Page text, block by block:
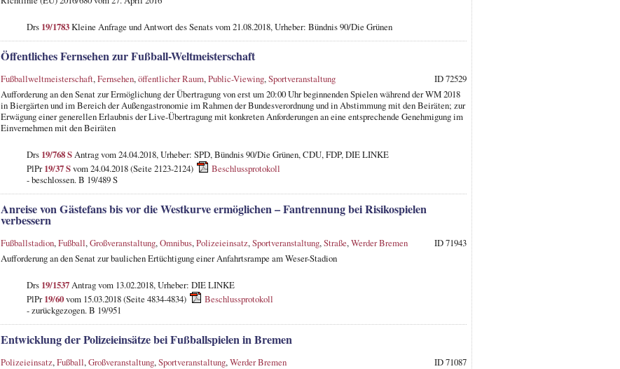
Drs 19/1783Kleine Anfrage und Antwort des Senats vom 21.08.2018, Urheber: Bündnis 90/Die Grünen
Öffentliches Fernsehen zur Fußball-Weltmeisterschaft
Fußballweltmeisterschaft,Fernsehen,öffentlicher Raum,Public-Viewing,Sportveranstaltung
ID 72529
Aufforderung an den Senat zur Ermöglichung der Übertragung von erst um 20:00 Uhr beginnenden Spielen während der WM 2018
in Biergärten und im Bereich der Außengastronomie im Rahmen der Bundesverordnung und in Abstimmung mit den Beiräten; zur
Erwägung einer generellen Erlaubnis der Live-Übertragung mit konkreten Anforderungen an eine entsprechende Genehmigung im
Einvernehmen mit den Beiräten
Drs 19/768 SAntrag vom 24.04.2018, Urheber: SPD, Bündnis 90/Die Grünen, CDU, FDP, DIE LINKE
PlPr19/37 Svom 24.04.2018 (Seite 2123-2124)
Beschlussprotokoll
- beschlossen. B 19/489 S
Anreise von Gästefans bis vor die Westkurve ermöglichen – Fantrennung bei Risikospielen
verbessern
Fußballstadion,Fußball,Großveranstaltung,Omnibus,Polizeieinsatz,Sportveranstaltung,Straße,Werder Bremen
ID 71943
Aufforderung an den Senat zur baulichen Ertüchtigung einer Anfahrtsrampe am Weser-Stadion
Drs 19/1537Antrag vom 13.02.2018, Urheber: DIE LINKE
PlPr19/60vom 15.03.2018 (Seite 4834-4834)
Beschlussprotokoll
- zurückgezogen. B 19/951
Entwicklung der Polizeieinsätze bei Fußballspielen in Bremen
Polizeieinsatz,Fußball,Großveranstaltung,Sportveranstaltung,Werder Bremen
ID 71087